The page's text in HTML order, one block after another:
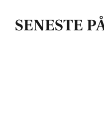
SENESTE